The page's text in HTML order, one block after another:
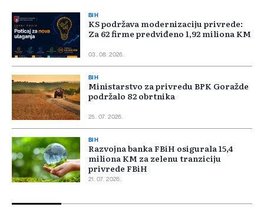
BIH
KS podržava modernizaciju privrede:
Za 62 firme predviđeno 1,92 miliona KM
03. 08. 2026.
BIH
Ministarstvo za privredu BPK Goražde
podržalo 82 obrtnika
25. 07. 2026.
BIH
Razvojna banka FBiH osigurala 15,4
miliona KM za zelenu tranziciju
privrede FBiH
21. 07. 2026.